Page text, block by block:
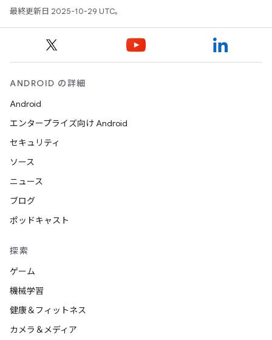
最終更新日 2025-10-29 UTC。
ANDROID の詳細
Android
エンタープライズ向け Android
セキュリティ
ソース
ニュース
ブログ
ポッドキャスト
探索
ゲーム
機械学習
健康＆フィットネス
カメラ＆メディア